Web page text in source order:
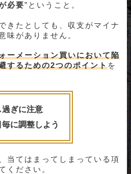
必要”ということ。
きたとしても、収支がマイナ
味がありません。
ーメーション買いにおいて陥
するための2つのポイントを
過ぎに注意
に調整しよう
当てはまってしまっている項
ください。